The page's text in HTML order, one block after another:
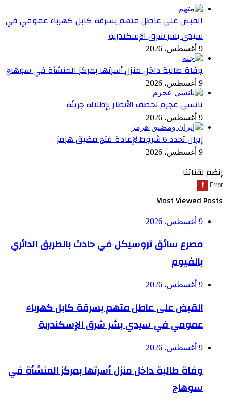
القبض على عاطل متهم بسرقة كابل كهرباء عمومي في
سيدي بشر شرق الإسكندرية
9 أغسطس، 2026
وفاة طالبة داخل منزل أسرتها بمركز المنشأة في سوهاج
9 أغسطس، 2026
نانسي عجرم تخطف الأنظار بإطلالة جريئة
9 أغسطس، 2026
إيران تحدد 6 شروط لإعادة فتح مضيق هرمز
9 أغسطس، 2026
إنضم لقناتنا
Most Viewed Posts
9 أغسطس، 2026
مصرع سائق تروسيكل في حادث بالطريق الدائري
بالفيوم
9 أغسطس، 2026
القبض على عاطل متهم بسرقة كابل كهرباء
عمومي في سيدي بشر شرق الإسكندرية
9 أغسطس، 2026
وفاة طالبة داخل منزل أسرتها بمركز المنشأة في
سوهاج